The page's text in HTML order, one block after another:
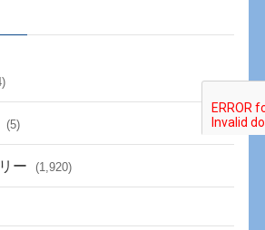
(5)
ー (1,920)